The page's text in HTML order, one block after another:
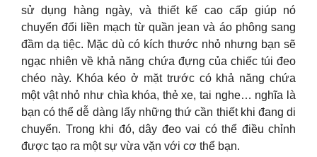
sử dụng hàng ngày, và thiết kế cao cấp giúp nó
chuyển đổi liền mạch từ quần jean và áo phông sang
đầm dạ tiệc. Mặc dù có kích thước nhỏ nhưng bạn sẽ
ngạc nhiên về khả năng chứa đựng của chiếc túi đeo
chéo này. Khóa kéo ở mặt trước có khả năng chứa
một vật nhỏ như chìa khóa, thẻ xe, tai nghe… nghĩa là
bạn có thể dễ dàng lấy những thứ cần thiết khi đang di
chuyển. Trong khi đó, dây đeo vai có thể điều chỉnh
được tạo ra một sự vừa vặn với cơ thể bạn.